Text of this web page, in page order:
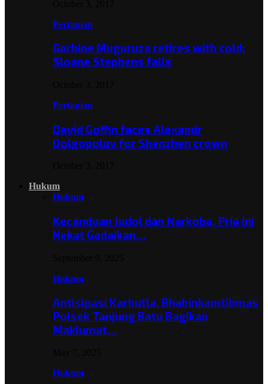
Pertanian
Garbine Muguruza retires with cold;
Sloane Stephens falls
Pertanian
David Goffin faces Alexandr
Dolgopolov for Shenzhen crown
Hukum
Hukum
Kecanduan Judol dan Narkoba, Pria Ini
Nekat Gadaikan…
Hukum
Antisipasi Karhutla, Bhabinkamtibmas
Polsek Tanjung Batu Bagikan
Maklumat…
Hukum